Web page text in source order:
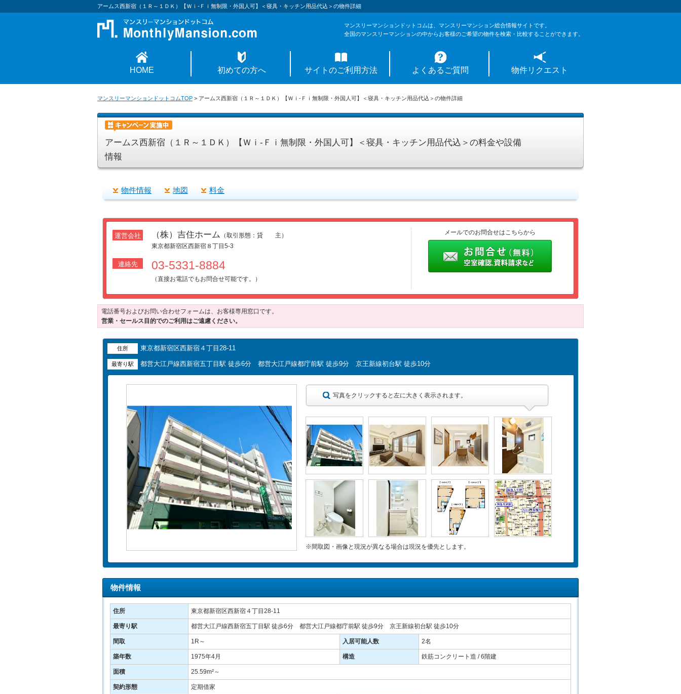
アームス西新宿（１Ｒ～１ＤＫ）【Ｗｉ-Ｆｉ無制限・外国人可】＜寝具・キッチン用品代込＞の物件詳細
マンスリーマンションドットコムは、マンスリーマンション総合情報サイトです。
全国のマンスリーマンションの中からお客様のご希望の物件を検索・比較することができます。
HOME 初めての方へ サイトのご利用方法 よくあるご質問 物件リクエスト
マンスリーマンションドットコムTOP > アームス西新宿（１Ｒ～１ＤＫ）【Ｗｉ-Ｆｉ無制限・外国人可】＜寝具・キッチン用品代込＞の物件詳細
アームス西新宿（１Ｒ～１ＤＫ）【Ｗｉ-Ｆｉ無制限・外国人可】＜寝具・キッチン用品代込＞の料金や設備
情報
物件情報 地図 料金
運営会社 （株）吉住ホーム （取引形態：貸 主）
東京都新宿区西新宿８丁目5-3
連絡先 03-5331-8884
（直接お電話でもお問合せ可能です。）
メールでのお問合せはこちらから
電話番号およびお問い合わせフォームは、お客様専用窓口です。
営業・セールス目的でのご利用はご遠慮ください。
住所 東京都新宿区西新宿４丁目28-11
最寄り駅 都営大江戸線西新宿五丁目駅 徒歩6分 都営大江戸線都庁前駅 徒歩9分 京王新線初台駅 徒歩10分
写真をクリックすると左に大きく表示されます。
※間取図・画像と現況が異なる場合は現況を優先とします。
物件情報
住所 東京都新宿区西新宿４丁目28-11
最寄り駅 都営大江戸線西新宿五丁目駅 徒歩6分 都営大江戸線都庁前駅 徒歩9分 京王新線初台駅 徒歩10分
間取 1R～ 入居可能人数 2名
築年数 1975年4月 構造 鉄筋コンクリート造 / 6階建
面積 25.59m²～
契約形態 定期借家